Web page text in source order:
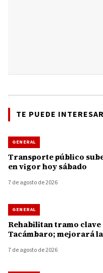
TE PUEDE INTERESAR
GENERAL
Transporte público
en vigor hoy sábado
7 de agosto de 2026
GENERAL
Rehabilitan tramo
Tacámbaro; mejorará
7 de agosto de 2026